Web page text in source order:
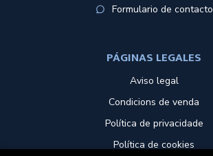
Formulario de contacto
PÁGINAS LEGALES
Aviso legal
Condicions de venda
Política de privacidade
Política de cookies